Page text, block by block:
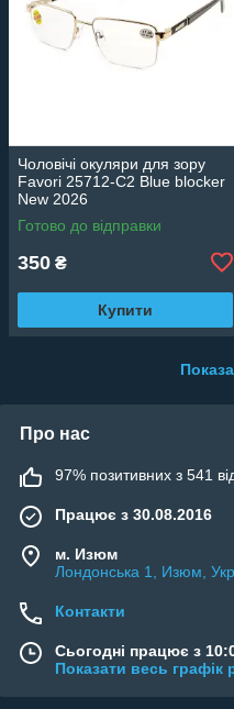
Чоловічі окуляри для зору
Favori 25712-C2 Blue blocker
New 2026
Готово до відправки
350 ₴
Купити
Про нас
97% позитивних з 541
Працює з 30.08.2016
м. Изюм
Лондонська 1, Изюм,
Контакти
Сьогодні працює з
Показати весь графік